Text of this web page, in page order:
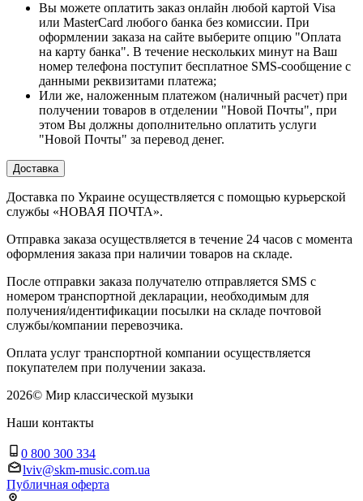
Вы можете оплатить заказ онлайн любой картой Visa
или MasterCard любого банка без комиссии. При
оформлении заказа на сайте выберите опцию "Оплата
на карту банка". В течение нескольких минут на Ваш
номер телефона поступит бесплатное SMS-сообщение с
данными реквизитами платежа;
Или же, наложенным платежом (наличный расчет) при
получении товаров в отделении "Новой Почты", при
этом Вы должны дополнительно оплатить услуги
"Новой Почты" за перевод денег.
Доставка
Доставка по Украине осуществляется с помощью курьерской
службы «НОВАЯ ПОЧТА».
Отправка заказа осуществляется в течение 24 часов с момента
оформления заказа при наличии товаров на складе.
После отправки заказа получателю отправляется SMS с
номером транспортной декларации, необходимым для
получения/идентификации посылки на складе почтовой
службы/компании перевозчика.
Оплата услуг транспортной компании осуществляется
покупателем при получении заказа.
2026© Мир классической музыки
Наши контакты
0 800 300 334
lviv@skm-music.com.ua
Публичная оферта